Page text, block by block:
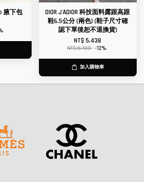
腋下包
DIOR J'ADIOR 科技面料露跟高跟
鞋6.5公分 (兩色) (鞋子尺寸確
認下單後恕不退換貨)
NT$ 5,438
NT$ 6,180 -12%
加入購物車